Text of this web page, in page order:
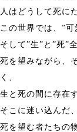
人はどうして死に
この世界では、”可
そして”生”と”死”
死を望みながら、
く、
生と死の間に存在
そこに迷い込んだ
死を望む者たちの